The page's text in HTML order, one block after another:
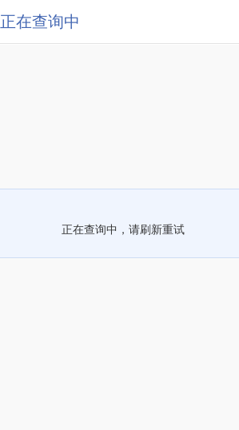
正在查询中
正在查询中，请刷新重试